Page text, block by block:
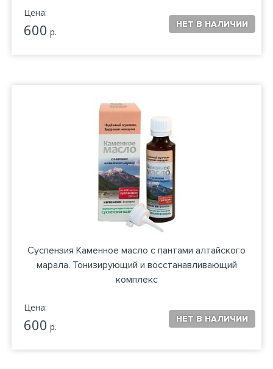
Цена:
600 р.
Суспензия Каменное масло с пантами алтайского
марала. Тонизирующий и восстанавливающий
комплекс
Цена:
600 р.